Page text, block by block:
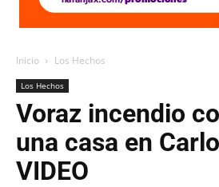
Inicio Los Hechos
Los Hechos
Voraz incendio
una casa en
VIDEO